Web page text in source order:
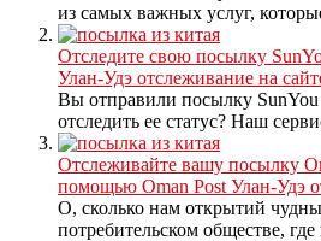
из самых важных услуг,
Отследите свою посылку
Улан-Удэ отслеживание на
Вы отправили посылку SunYou
отследить ее статус? Наш
Отслеживайте вашу посылку
помощью Oman Post Улан-Удэ
О, сколько нам открытий
потребительском обществе,